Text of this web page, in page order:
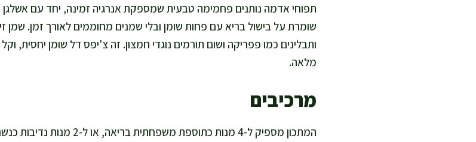
ותבלינים כמו פפריקה ושום תורמים נוגדי חמצון. זה צ'יפס דל שומן יחסית,
מלאה.
מרכיבים
המתכון מספיק ל-4 מנות כתוספת